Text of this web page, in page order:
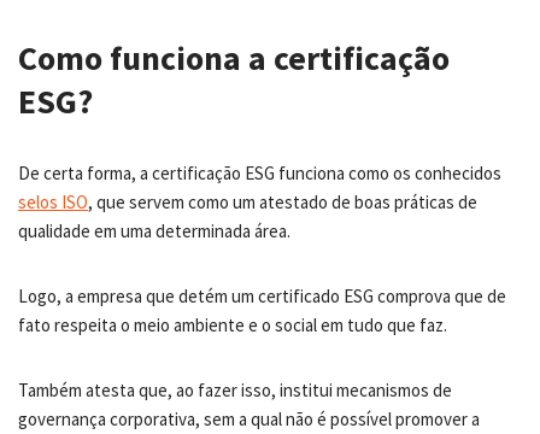
Como funciona a certificação
ESG?
De certa forma, a certificação ESG funciona como os conhecidos
selos ISO, que servem como um atestado de boas práticas de
qualidade em uma determinada área.
Logo, a empresa que detém um certificado ESG comprova que de
fato respeita o meio ambiente e o social em tudo que faz.
Também atesta que, ao fazer isso, institui mecanismos de
governança corporativa, sem a qual não é possível promover a